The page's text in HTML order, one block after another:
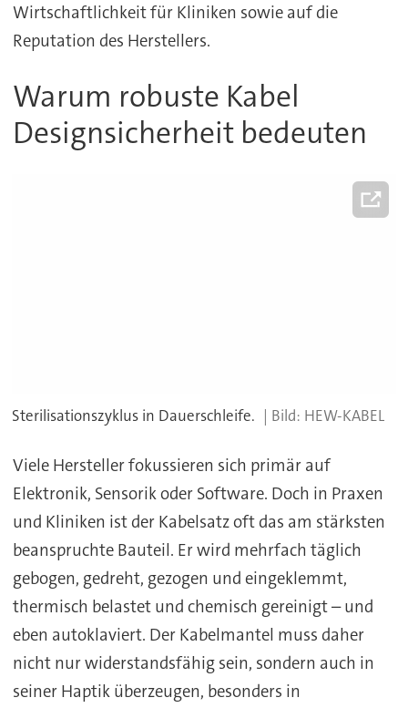
Wirtschaftlichkeit für Kliniken sowie auf die
Reputation des Herstellers.
Warum robuste Kabel
Designsicherheit bedeuten
Sterilisationszyklus in Dauerschleife. HEW-KABEL
Viele Hersteller fokussieren sich primär auf
Elektronik, Sensorik oder Software. Doch in Praxen
und Kliniken ist der Kabelsatz oft das am stärksten
beanspruchte Bauteil. Er wird mehrfach täglich
gebogen, gedreht, gezogen und eingeklemmt,
thermisch belastet und chemisch gereinigt – und
eben autoklaviert. Der Kabelmantel muss daher
nicht nur widerstandsfähig sein, sondern auch in
seiner Haptik überzeugen, besonders in